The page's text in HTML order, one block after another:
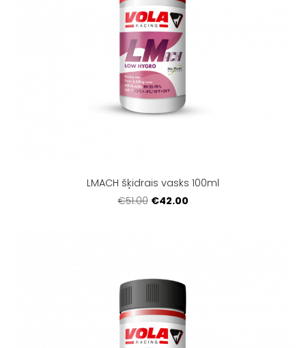
LMACH šķidrais vasks 100ml
€51.00 €42.00